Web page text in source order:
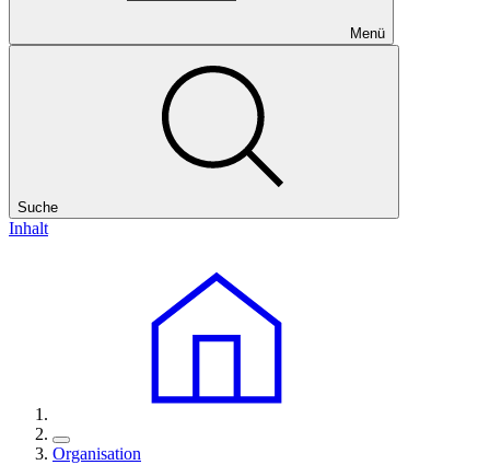
Menü
Suche
Inhalt
Organisation